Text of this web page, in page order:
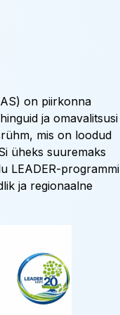
on piirkonna
ja omavalitsusi
mis on loodud
üheks suuremaks
LEADER-programmi
ja regionaalne